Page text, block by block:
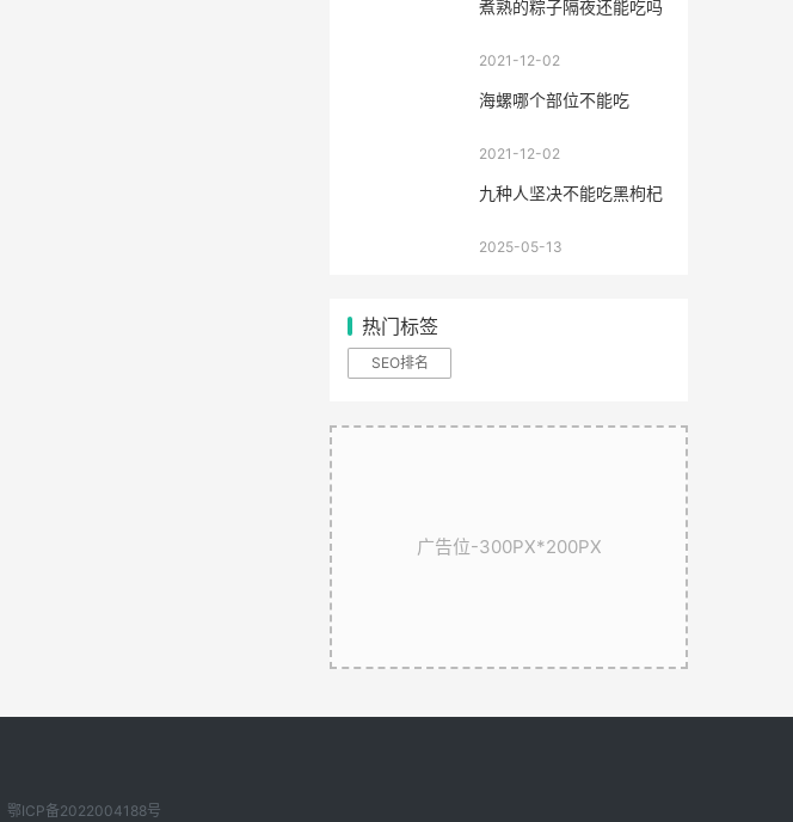
煮熟的粽子隔夜还能吃吗
2021-12-02
海螺哪个部位不能吃
2021-12-02
九种人坚决不能吃黑枸杞
2025-05-13
热门标签
SEO排名
广告位-300PX*200PX
鄂ICP备2022004188号